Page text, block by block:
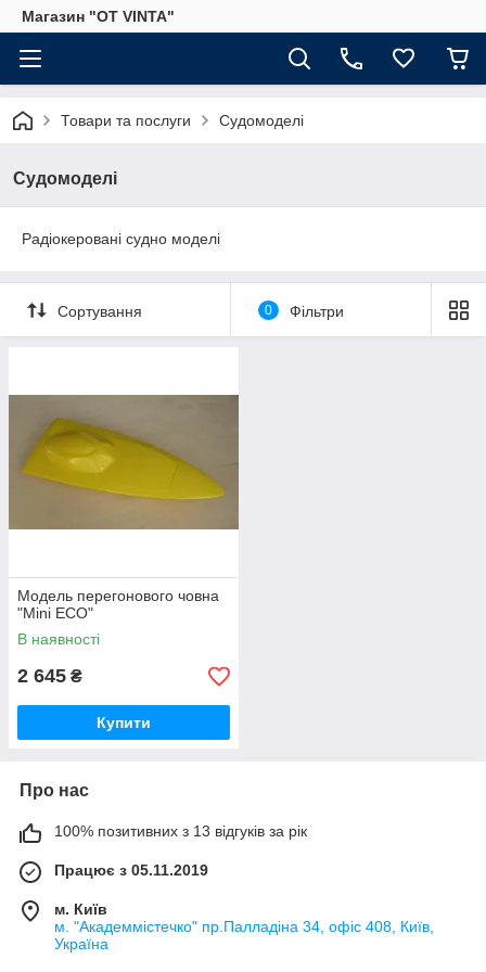
Магазин "OT VINTA"
Товари та послуги Судомоделі
Судомоделі
Радіокеровані судно моделі
Сортування 0 Фільтри
Модель перегонового човна
"Mini ECO"
В наявності
2 645 ₴
Купити
Про нас
100% позитивних з 13 відгуків за рік
Працює з 05.11.2019
м. Київ
м. "Академмістечко" пр.Палладіна 34, офіс 408, Київ,
Україна